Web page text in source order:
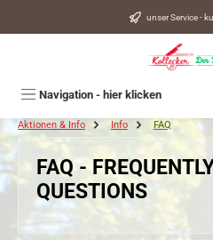
unser Service -
Navigation - hier klicken
Aktionen & Info Info FAQ
FAQ -
QUESTIONS